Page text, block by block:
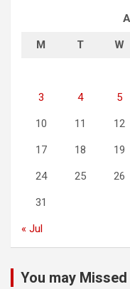
M T W
3 4 5
10 11 12
17 18 19
24 25 26
31
« Jul
You may Missed